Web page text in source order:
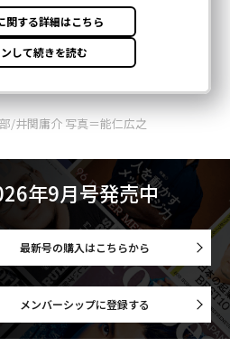
/井関庸介 写真＝能仁広之
年9月号発売中
最新号の購入はこちらから
メンバーシップに登録する